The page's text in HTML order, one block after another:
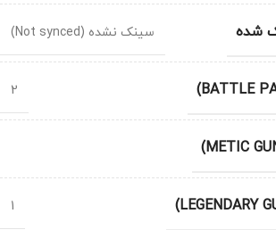
شده سینک نشده (Not synced)
2
1